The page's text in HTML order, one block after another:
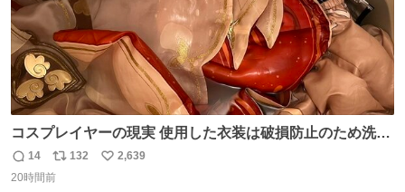
コスプレイヤーの現実 使用した衣装は破損防止のため洗濯
機に入れられないので、大体こんな感じで浸け置きした後
に手洗い…
返
信
14
リ
ポ
132
い
2,639
20時間前